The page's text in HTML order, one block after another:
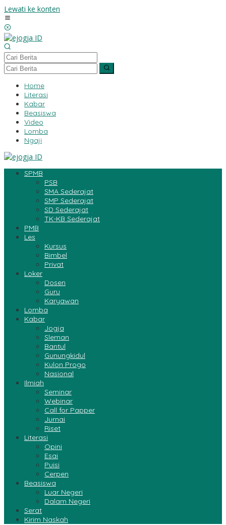
Lewati ke konten
Home
Literasi
Kabar
Beasiswa
Video
Lomba
Ngaji
SPMB
PSB
SMA Sederajat
SMP Sederajat
SD Sederajat
TK-KB Sederajat
PMB
Les
Kursus
Bimbel
Privat
Loker
Dosen
Guru
Karyawan
Lomba
Kabar
Jogja
Sleman
Bantul
Gunungkidul
Kulon Progo
Nasional
Ilmiah
Seminar
Webinar
Call for Papper
Jurnai
Riset
Literasi
Opini
Esai
Puisi
Cerpen
Beasiswa
Luar Negeri
Dalam Negeri
Serat
Kirim Naskah